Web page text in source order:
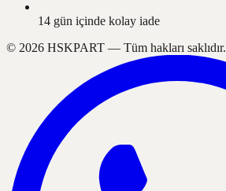
14 gün içinde kolay iade
© 2026 HSKPART — Tüm hakları saklıdır.